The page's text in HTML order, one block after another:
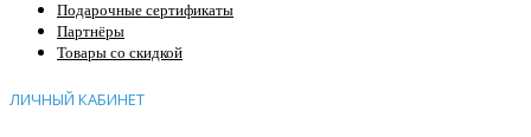
Подарочные сертификаты
Партнёры
Товары со скидкой
ЛИЧНЫЙ КАБИНЕТ